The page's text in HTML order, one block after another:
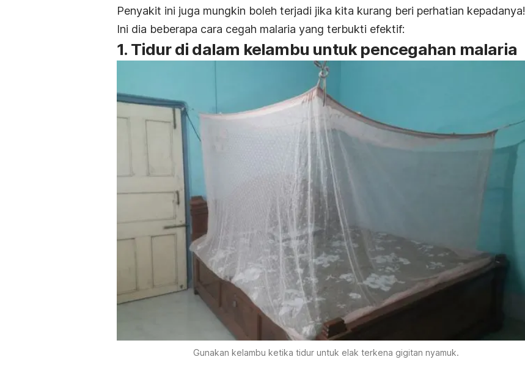
Penyakit ini juga mungkin boleh terjadi jika kita kurang beri perhatian kepadanya!
Ini dia beberapa cara cegah malaria yang terbukti efektif:
1. Tidur di dalam kelambu untuk pencegahan malaria
Gunakan kelambu ketika tidur untuk elak terkena gigitan nyamuk.